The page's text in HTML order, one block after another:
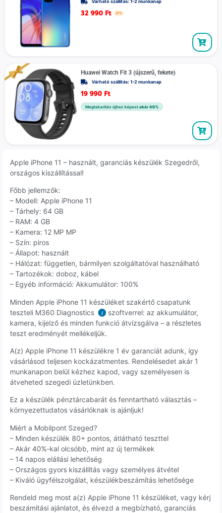
Várható szállítás: 1-2 munkanap
32 990 Ft 27%
Huawei Watch Fit 3 (újszerű, fekete)
Várható szállítás: 1-2 munkanap
19 990 Ft
Megtakarítás újhoz képest akár 40%
Apple iPhone 11 – használt, garanciás készülék Szegedről,
országos kiszállítással!
Főbb jellemzők:
– Modell: Apple iPhone 11
– Tárhely: 64 GB
– RAM: 4 GB
– Kamera: 12 MP MP
– Szín: piros
– Állapot: használt
– Hálózat: független, bármilyen szolgáltatóval használható
– Tartozékok: doboz, kábel
– Egyéb információ: Akkumulátor: 100%
Minden Apple iPhone 11 készüléket szakértő csapatunk
teszteli M360 Diagnostics
i
szoftverrel: az akkumulátor,
kamera, kijelző és minden funkció átvizsgálva – a részletes
teszt eredményét mellékeljük.
A(z) Apple iPhone 11 készülékre 1 év garanciát adunk, így
vásárlásod teljesen kockázatmentes. Rendelésedet akár 1
munkanapon belül kézhez kapod, vagy személyesen is
átveheted szegedi üzletünkben.
Ez a készülék pénztárcabarát és fenntartható választás –
környezettudatos vásárlóknak is ajánljuk!
Miért a Mobilpont Szeged?
– Minden készülék 80+ pontos, átlátható teszttel
– Akár 40%-kal olcsóbb, mint az új termékek
– 14 napos elállási lehetőség
– Országos gyors kiszállítás vagy személyes átvétel
– Kiváló ügyfélszolgálat, készülékbeszámítás lehetősége
Rendeld meg most a(z) Apple iPhone 11 készüléket, vagy kérj
beszámítási ajánlatot, és élvezd a megbízható, garanciás